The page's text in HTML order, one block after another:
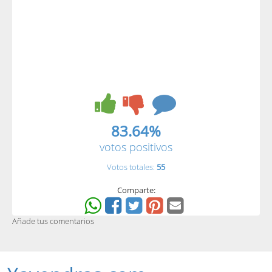
83.64%
votos positivos
Votos totales: 55
Comparte:
Añade tus comentarios